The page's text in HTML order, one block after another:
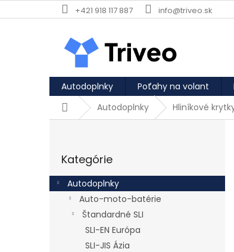
Prejsť na obsah +421 918 117 887 info@triveo.sk
Autodoplnky Poťahy na volant
DomovAutodoplnky Hliníkové
Kategórie
Autodoplnky
Auto-moto-batérie
Štandardné SLI
SLI-EN Európa
SLI-JIS Ázia